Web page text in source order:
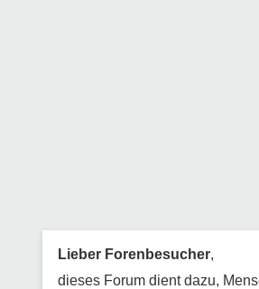
Lieber Forenbesucher,
dieses Forum dient dazu,